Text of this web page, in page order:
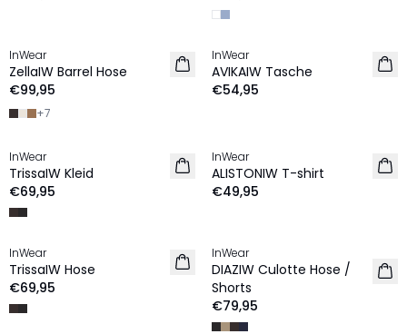
NEU
InWear
ZellaIW Barrel Hose
€99,95
+7
NEU
InWear
AVIKAIW Tasche
€54,95
NEU
InWear
TrissaIW Kleid
€69,95
NEU
InWear
ALISTONIW T-shirt
€49,95
NEU
InWear
TrissaIW Hose
€69,95
NEU
InWear
DIAZIW Culotte Hose /
Shorts
€79,95